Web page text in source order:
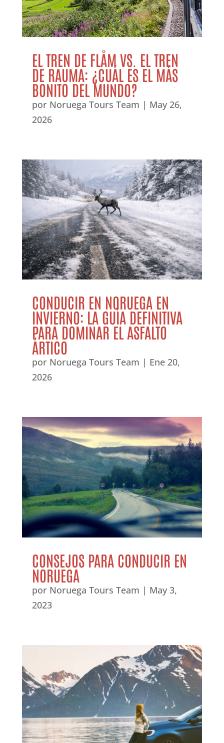
EL TREN DE FLÅM VS. EL TREN
DE RAUMA: ¿CUÁL ES EL MÁS
BONITO DEL MUNDO?
por Noruega Tours Team | May 26,
2026
CONDUCIR EN NORUEGA EN
INVIERNO: LA GUÍA DEFINITIVA
PARA DOMINAR EL ASFALTO
ÁRTICO
por Noruega Tours Team | Ene 20,
2026
CONSEJOS PARA CONDUCIR EN
NORUEGA
por Noruega Tours Team | May 3,
2023